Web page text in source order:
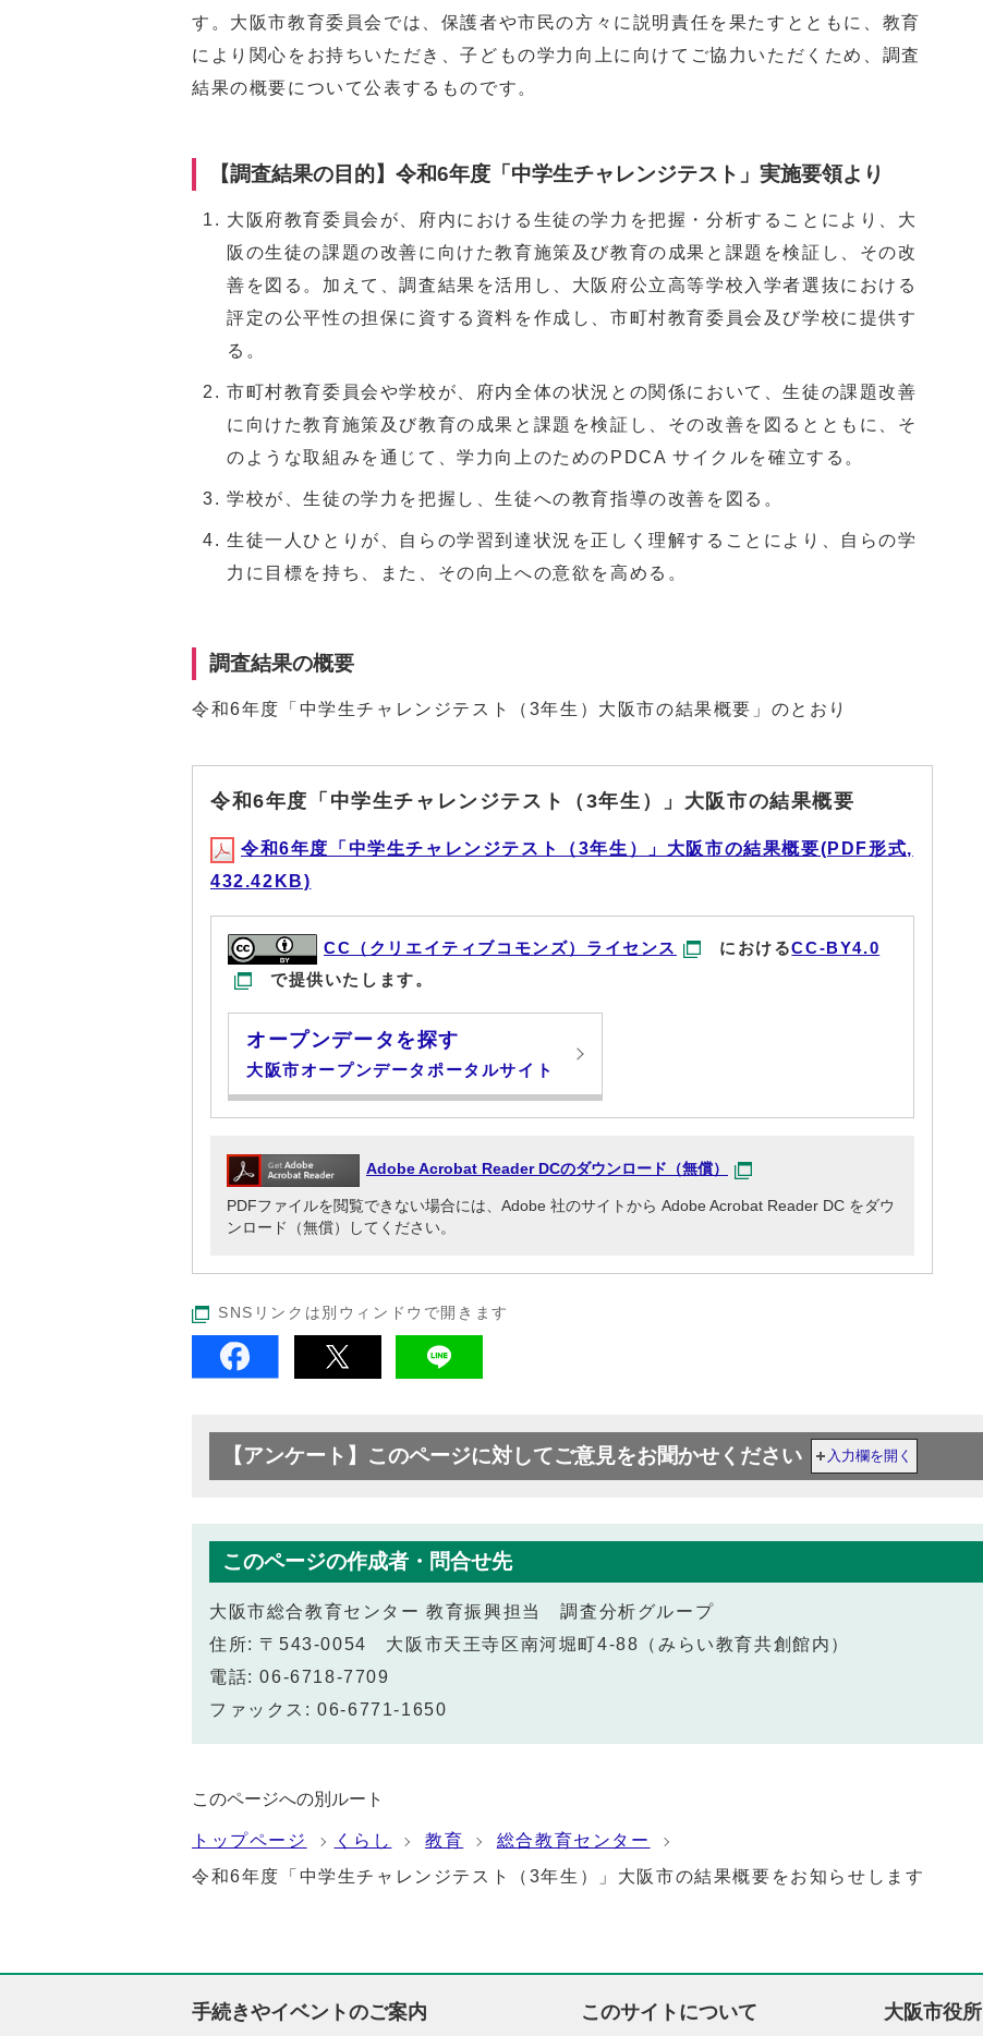
す。大阪市教育委員会では、保護者や市民の方々に説明責任を果たすとともに、教育
により関心をお持ちいただき、子どもの学力向上に向けてご協力いただくため、調査
結果の概要について公表するものです。
【調査結果の目的】令和6年度「中学生チャレンジテスト」実施要領より
大阪府教育委員会が、府内における生徒の学力を把握・分析することにより、大
阪の生徒の課題の改善に向けた教育施策及び教育の成果と課題を検証し、その改
善を図る。加えて、調査結果を活用し、大阪府公立高等学校入学者選抜における
評定の公平性の担保に資する資料を作成し、市町村教育委員会及び学校に提供す
る。
市町村教育委員会や学校が、府内全体の状況との関係において、生徒の課題改善
に向けた教育施策及び教育の成果と課題を検証し、その改善を図るとともに、そ
のような取組みを通じて、学力向上のためのPDCA サイクルを確立する。
学校が、生徒の学力を把握し、生徒への教育指導の改善を図る。
生徒一人ひとりが、自らの学習到達状況を正しく理解することにより、自らの学
力に目標を持ち、また、その向上への意欲を高める。
調査結果の概要
令和6年度「中学生チャレンジテスト（3年生）大阪市の結果概要」のとおり
令和6年度「中学生チャレンジテスト（3年生）」大阪市の結果概要
令和6年度「中学生チャレンジテスト（3年生）」大阪市の結果概要(PDF形式,
432.42KB)
CC（クリエイティブコモンズ）ライセンス におけるCC-BY4.0
で提供いたします。
オープンデータを探す
大阪市オープンデータポータルサイト
Adobe Acrobat Reader DCのダウンロード（無償）
PDFファイルを閲覧できない場合には、Adobe 社のサイトから Adobe Acrobat Reader DC をダウ
ンロード（無償）してください。
SNSリンクは別ウィンドウで開きます
【アンケート】このページに対してご意見をお聞かせください 入力欄を開く
このページの作成者・問合せ先
大阪市総合教育センター 教育振興担当 調査分析グループ
住所: 〒543-0054 大阪市天王寺区南河堀町4-88（みらい教育共創館内）
電話: 06-6718-7709
ファックス: 06-6771-1650
このページへの別ルート
トップページ くらし 教育
総合教育センター
令和6年度「中学生チャレンジテスト（3年生）」大阪市の結果概要をお知らせします
手続きやイベントのご案内 このサイトについて 大阪市役所